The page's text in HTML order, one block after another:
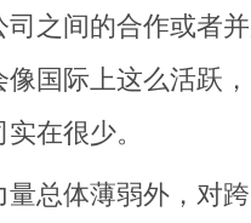
司之间的合作或者
国际上这么活跃
在很少。
总体薄弱外，对跨